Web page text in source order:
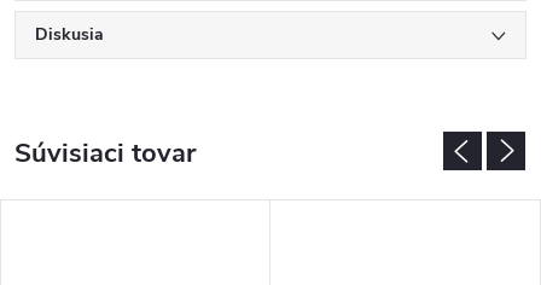
Diskusia
Súvisiaci tovar